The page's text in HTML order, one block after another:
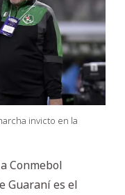
invicto en la
Conmebol
Guaraní es el